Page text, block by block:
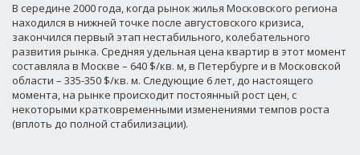
В середине 2000 года, когда рынок жилья Московского региона
находился в нижней точке после августовского кризиса,
закончился первый этап нестабильного, колебательного
развития рынка. Средняя удельная цена квартир в этот момент
составляла в Москве – 640 $/кв. м, в Петербурге и в Московской
области – 335-350 $/кв. м. Следующие 6 лет, до настоящего
момента, на рынке происходит постоянный рост цен, с
некоторыми кратковременными изменениями темпов роста
(вплоть до полной стабилизации).